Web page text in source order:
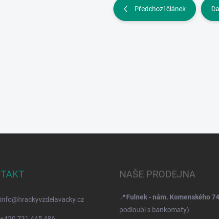
Předchozí článek
info@hrackyvzdelavacky.cz
NAŠE PRODEJNA
📍Fulnek - nám. Komenského 74
podloubí s bankomaty)